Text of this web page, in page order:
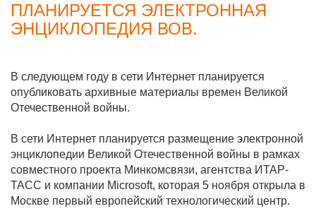
ПЛАНИРУЕТСЯ ЭЛЕКТРОННАЯ
ЭНЦИКЛОПЕДИЯ ВОВ.
В следующем году в сети Интернет планируется
опубликовать архивные материалы времен Великой
Отечественной войны.
В сети Интернет планируется размещение электронной
энциклопедии Великой Отечественной войны в рамках
совместного проекта Минкомсвязи, агентства ИТАР-
ТАСС и компании Microsoft, которая 5 ноября открыла в
Москве первый европейский технологический центр.